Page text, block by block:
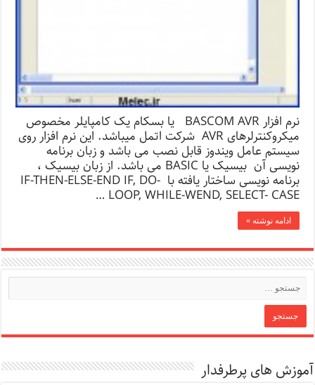
نرم افزار BASCOM AVR یا بسکام یک کامپایلر مخصوص
میکروکنترلرهای AVR شرکت اتمل میباشد. این نرم افزار روی
سیستم عامل ویندوز قابل نصب می باشد و زبان برنامه
نویسی آن بیسیک یا BASIC می باشد. از زبان بیسیک ،
برنامه نویسی ساختار یافته با IF-THEN-ELSE-END IF, DO-
LOOP, WHILE-WEND, SELECT- CASE …
ادامه نوشته »
آموزش های پرطرفدار